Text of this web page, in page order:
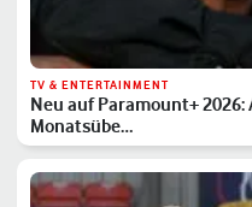
TV & ENTERTAINMENT
Neu auf Paramount+
Monatsübe…